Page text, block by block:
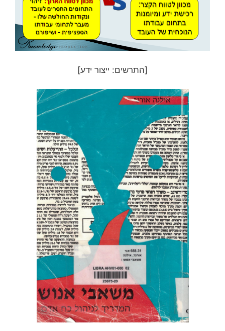
[התרשים: ייצור ידע]